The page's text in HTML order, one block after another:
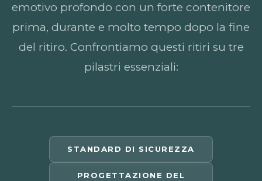
emotivo profondo con un forte contenitore
prima, durante e molto tempo dopo la fine
del ritiro. Confrontiamo questi ritiri su tre
pilastri essenziali:
STANDARD DI SICUREZZA
PROGETTAZIONE DEL